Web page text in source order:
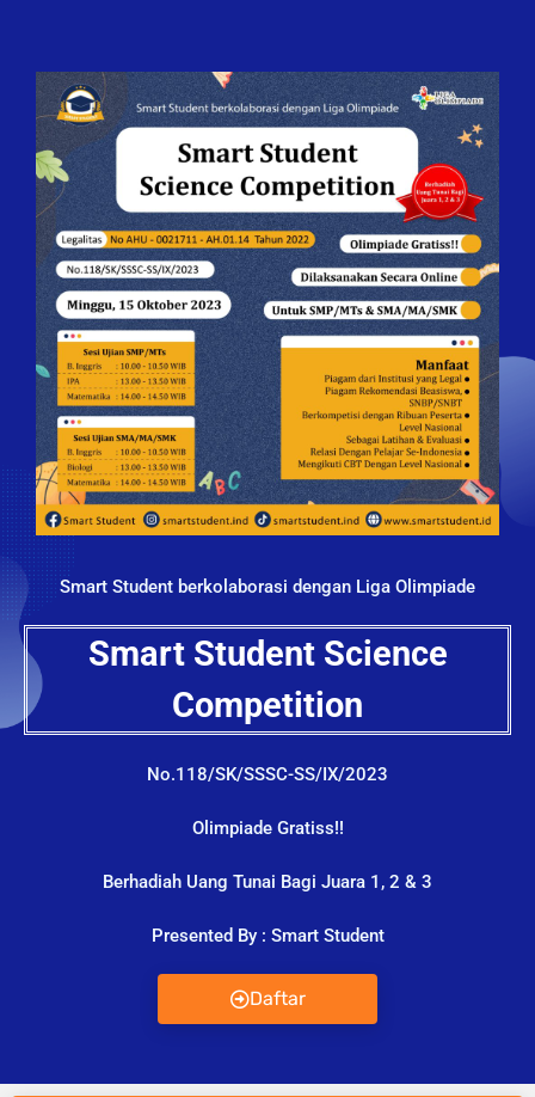
Smart Student berkolaborasi dengan Liga Olimpiade
Smart Student Science
Competition
No.118/SK/SSSC-SS/IX/2023
Olimpiade Gratiss!!
Berhadiah Uang Tunai Bagi Juara 1, 2 & 3
Presented By : Smart Student
Daftar